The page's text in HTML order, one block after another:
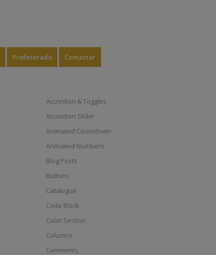
Profesorado Contactar
Accordion & Toggles
Accordion Slider
Animated Countdown
Animated Numbers
Blog Posts
Buttons
Catalogue
Code Block
Color Section
Columns
Comments